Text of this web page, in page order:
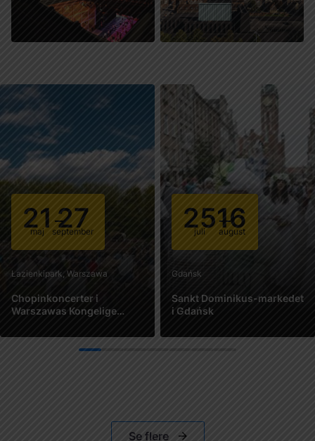
21
maj 27
september
Łazienkipark, Warszawa
Chopinkoncerter i
Warszawas Kongelige
Se mere
25
juli 16
august
Gdańsk
Sankt Dominikus-markedet
i Gdańsk
Se mere
1
Se flere